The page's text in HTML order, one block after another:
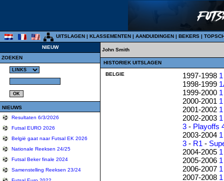
UITSLAGEN | KLASSEMENTEN | AANDUIDINGEN | BEKERS |
NIEUW
ZOEKEN
NIEUWS
Resultaten 6/3/2026
Futsal EURO 2026
België gaat naar Futsal EK 2026
Nationale Reeksen 24/25
Futsal Beker finale 2024
Samenstelling Reeksen 23/24
John Smith
HISTORIEK UITSLAGEN
BELGIE 1997-1998 1
1998-1999
1999-2000 1
2000-2001 1
2001-2002 1
2002-2003 1
3 - Playoffs
2003-2004 1
3 - R1 -
2004-2005 1
2005-2006 1
2006-2007 1
2007-2008 1